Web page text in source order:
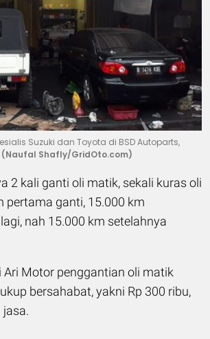
Suzuki dan Toyota di BSD Autoparts,
(Naufal Shafly/GridOto.com)
2 kali ganti oli matik, sekali kuras oli
pertama ganti, 15.000 km
nah 15.000 km setelahnya
Ari Motor penggantian oli matik
bersahabat, yakni Rp 300 ribu,